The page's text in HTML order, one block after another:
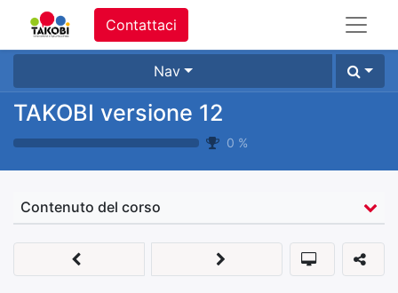
Contattaci
Nav
TAKOBI versione 12
0 %
Contenuto del corso